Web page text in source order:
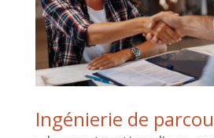
Ingénierie de